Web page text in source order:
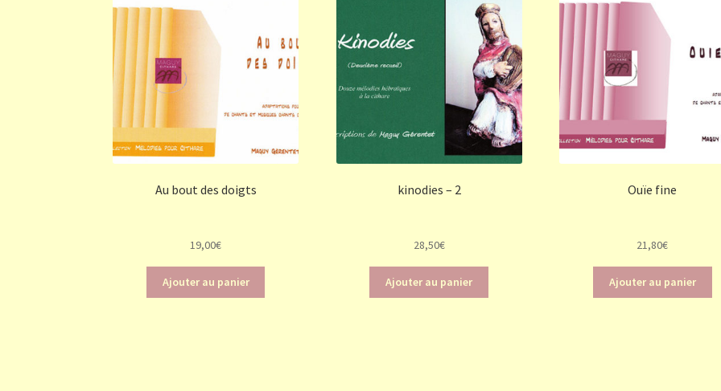
Au bout des doigts
19,00€
Ajouter au panier
kinodies – 2
28,50€
Ajouter au panier
Ouïe fine
21,80€
Ajouter au panier